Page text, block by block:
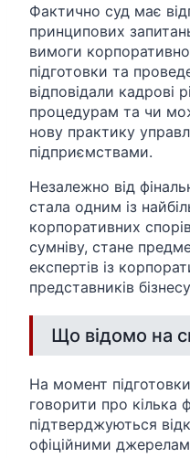
Фактично суд має
принципових
вимоги
підготовки та
відповідали кадрові
процедурам та чи
нову практику
підприємствами.
Незалежно від
стала одним із
корпоративних
сумніву, стане
експертів із
представників
Що відомо на
На момент
говорити про кілька
підтверджуються
офіційними